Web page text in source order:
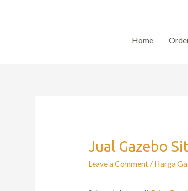
Home
Jual Gazebo
Leave a Comment / Harga